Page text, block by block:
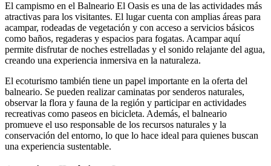
El campismo en el Balneario El Oasis es una de las actividades más
atractivas para los visitantes. El lugar cuenta con amplias áreas para
acampar, rodeadas de vegetación y con acceso a servicios básicos
como baños, regaderas y espacios para fogatas. Acampar aquí
permite disfrutar de noches estrelladas y el sonido relajante del agua,
creando una experiencia inmersiva en la naturaleza.
El ecoturismo también tiene un papel importante en la oferta del
balneario. Se pueden realizar caminatas por senderos naturales,
observar la flora y fauna de la región y participar en actividades
recreativas como paseos en bicicleta. Además, el balneario
promueve el uso responsable de los recursos naturales y la
conservación del entorno, lo que lo hace ideal para quienes buscan
una experiencia sustentable.